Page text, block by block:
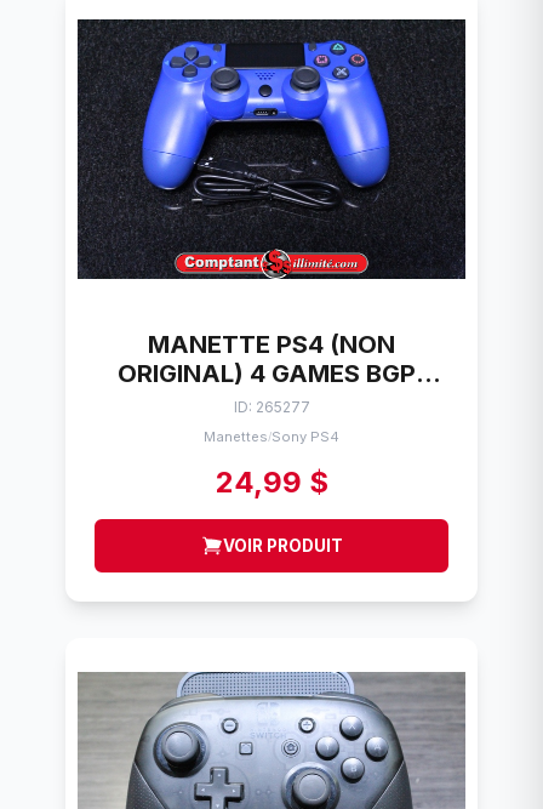
MANETTE PS4 (NON
ORIGINAL) 4 GAMES BGP-
2016
ID: 265277
Manettes/Sony PS4
24,99 $
VOIR PRODUIT